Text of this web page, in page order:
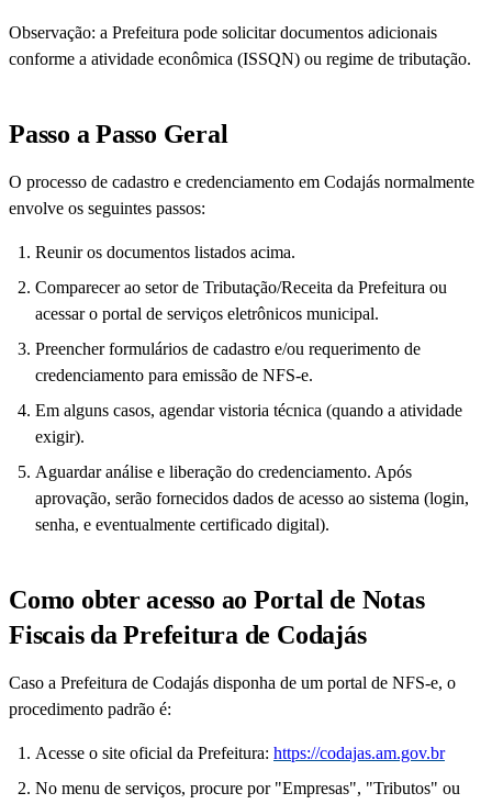
Observação: a Prefeitura pode solicitar documentos adicionais
conforme a atividade econômica (ISSQN) ou regime de tributação.
Passo a Passo Geral
O processo de cadastro e credenciamento em Codajás normalmente
envolve os seguintes passos:
Reunir os documentos listados acima.
Comparecer ao setor de Tributação/Receita da Prefeitura ou
acessar o portal de serviços eletrônicos municipal.
Preencher formulários de cadastro e/ou requerimento de
credenciamento para emissão de NFS-e.
Em alguns casos, agendar vistoria técnica (quando a atividade
exigir).
Aguardar análise e liberação do credenciamento. Após
aprovação, serão fornecidos dados de acesso ao sistema (login,
senha, e eventualmente certificado digital).
Como obter acesso ao Portal de Notas
Fiscais da Prefeitura de Codajás
Caso a Prefeitura de Codajás disponha de um portal de NFS-e, o
procedimento padrão é:
Acesse o site oficial da Prefeitura: https://codajas.am.gov.br
No menu de serviços, procure por "Empresas", "Tributos" ou